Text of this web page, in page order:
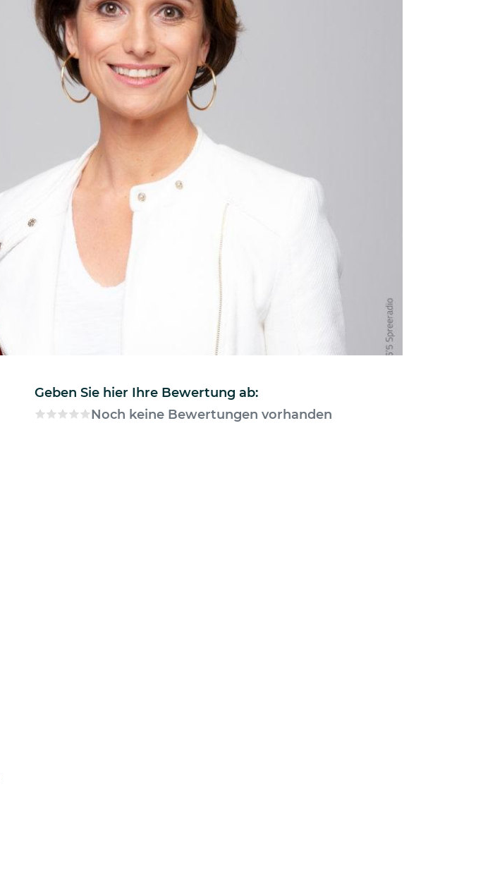
Geben Sie hier Ihre Bewertung ab:
Noch keine Bewertungen vorhanden